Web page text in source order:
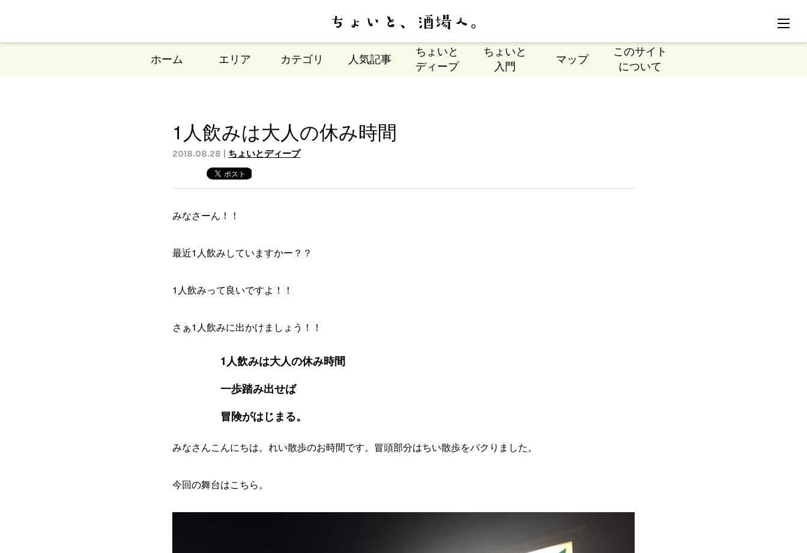
ホーム エリア カテゴリ 人気記事
ちょいと
ディープ
ちょいと
入門
マップ
このサイト
について
1人飲みは大人の休み時間
2018.08.28 | ちょいとディープ
みなさーん！！
最近1人飲みしていますかー？？
1人飲みって良いですよ！！
さぁ1人飲みに出かけましょう！！
1人飲みは大人の休み時間
一歩踏み出せば
冒険がはじまる。
みなさんこんにちは。れい散歩のお時間です。冒頭部分はちい散歩をパクりました。
今回の舞台はこちら。